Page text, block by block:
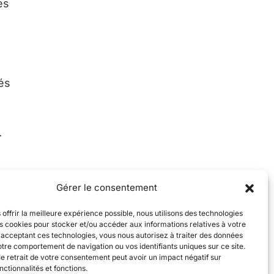
Gérer le consentement
offrir la meilleure expérience possible, nous utilisons des technologies
cookies pour stocker et/ou accéder aux informations relatives à votre
ces technologies, vous nous autorisez à traiter des données
comportement de navigation ou vos identifiants uniques sur ce site.
retrait de votre consentement peut avoir un impact négatif sur
et fonctions.